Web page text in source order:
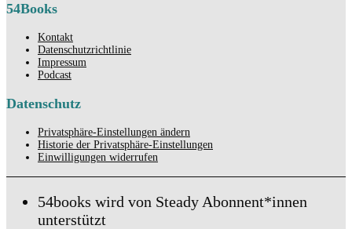
54Books
Kontakt
Datenschutzrichtlinie
Impressum
Podcast
Datenschutz
Privatsphäre-Einstellungen ändern
Historie der Privatsphäre-Einstellungen
Einwilligungen widerrufen
54books wird von Steady Abonnent*innen
unterstützt